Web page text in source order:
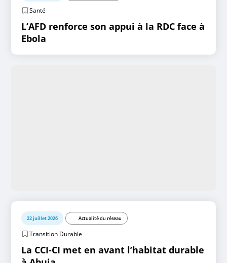
Santé
L’AFD renforce son appui à la RDC face à
Ebola
22 juillet 2026 Actualité du réseau
Transition Durable
La CCI-CI met en avant l’habitat durable